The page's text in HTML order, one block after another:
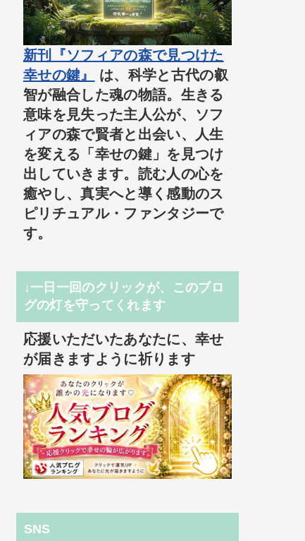
新刊『ソフィアの森で見つけた
幸せの鍵』
は、科学と古代の叡
智が融合した魂の物語。生きる
意味を見失った主人公が、ソフ
ィアの森で賢者と出会い、人生
を変える「幸せの鍵」を見つけ
出していきます。読む人の心を
癒やし、真実へと導く感動のス
ピリチュアル・ファンタジーで
す。
↓一日一回のクリックが、このブロ
グの灯を守ってくれます
応援いただいたあなたに、幸せ
が届きますように祈ります
SNS